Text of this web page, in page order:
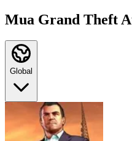
Mua Grand Theft
Global